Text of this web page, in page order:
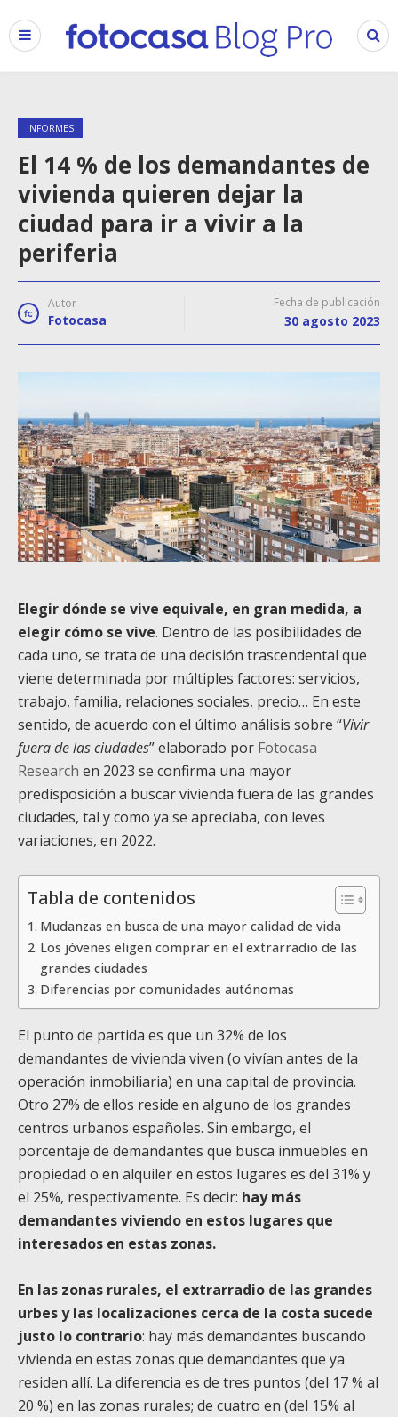
INFORMES
El 14 % de los demandantes de
vivienda quieren dejar la
ciudad para ir a vivir a la
periferia
Autor
Fotocasa
Fecha de publicación
30 agosto 2023
Elegir dónde se vive equivale, en gran medida, a
elegir cómo se vive. Dentro de las posibilidades de
cada uno, se trata de una decisión trascendental que
viene determinada por múltiples factores: servicios,
trabajo, familia, relaciones sociales, precio… En este
sentido, de acuerdo con el último análisis sobre “Vivir
fuera de las ciudades” elaborado por Fotocasa
Research en 2023 se confirma una mayor
predisposición a buscar vivienda fuera de las grandes
ciudades, tal y como ya se apreciaba, con leves
variaciones, en 2022.
Tabla de contenidos
Mudanzas en busca de una mayor calidad de vida
Los jóvenes eligen comprar en el extrarradio de las
grandes ciudades
Diferencias por comunidades autónomas
El punto de partida es que un 32% de los
demandantes de vivienda viven (o vivían antes de la
operación inmobiliaria) en una capital de provincia.
Otro 27% de ellos reside en alguno de los grandes
centros urbanos españoles. Sin embargo, el
porcentaje de demandantes que busca inmuebles en
propiedad o en alquiler en estos lugares es del 31% y
el 25%, respectivamente. Es decir: hay más
demandantes viviendo en estos lugares que
interesados en estas zonas.
En las zonas rurales, el extrarradio de las grandes
urbes y las localizaciones cerca de la costa sucede
justo lo contrario: hay más demandantes buscando
vivienda en estas zonas que demandantes que ya
residen allí. La diferencia es de tres puntos (del 17 % al
20 %) en las zonas rurales; de cuatro en (del 15% al